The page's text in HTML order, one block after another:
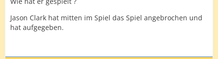
Jason Clark hat mitten im Spiel das Spiel angebrochen und
hat aufgegeben.